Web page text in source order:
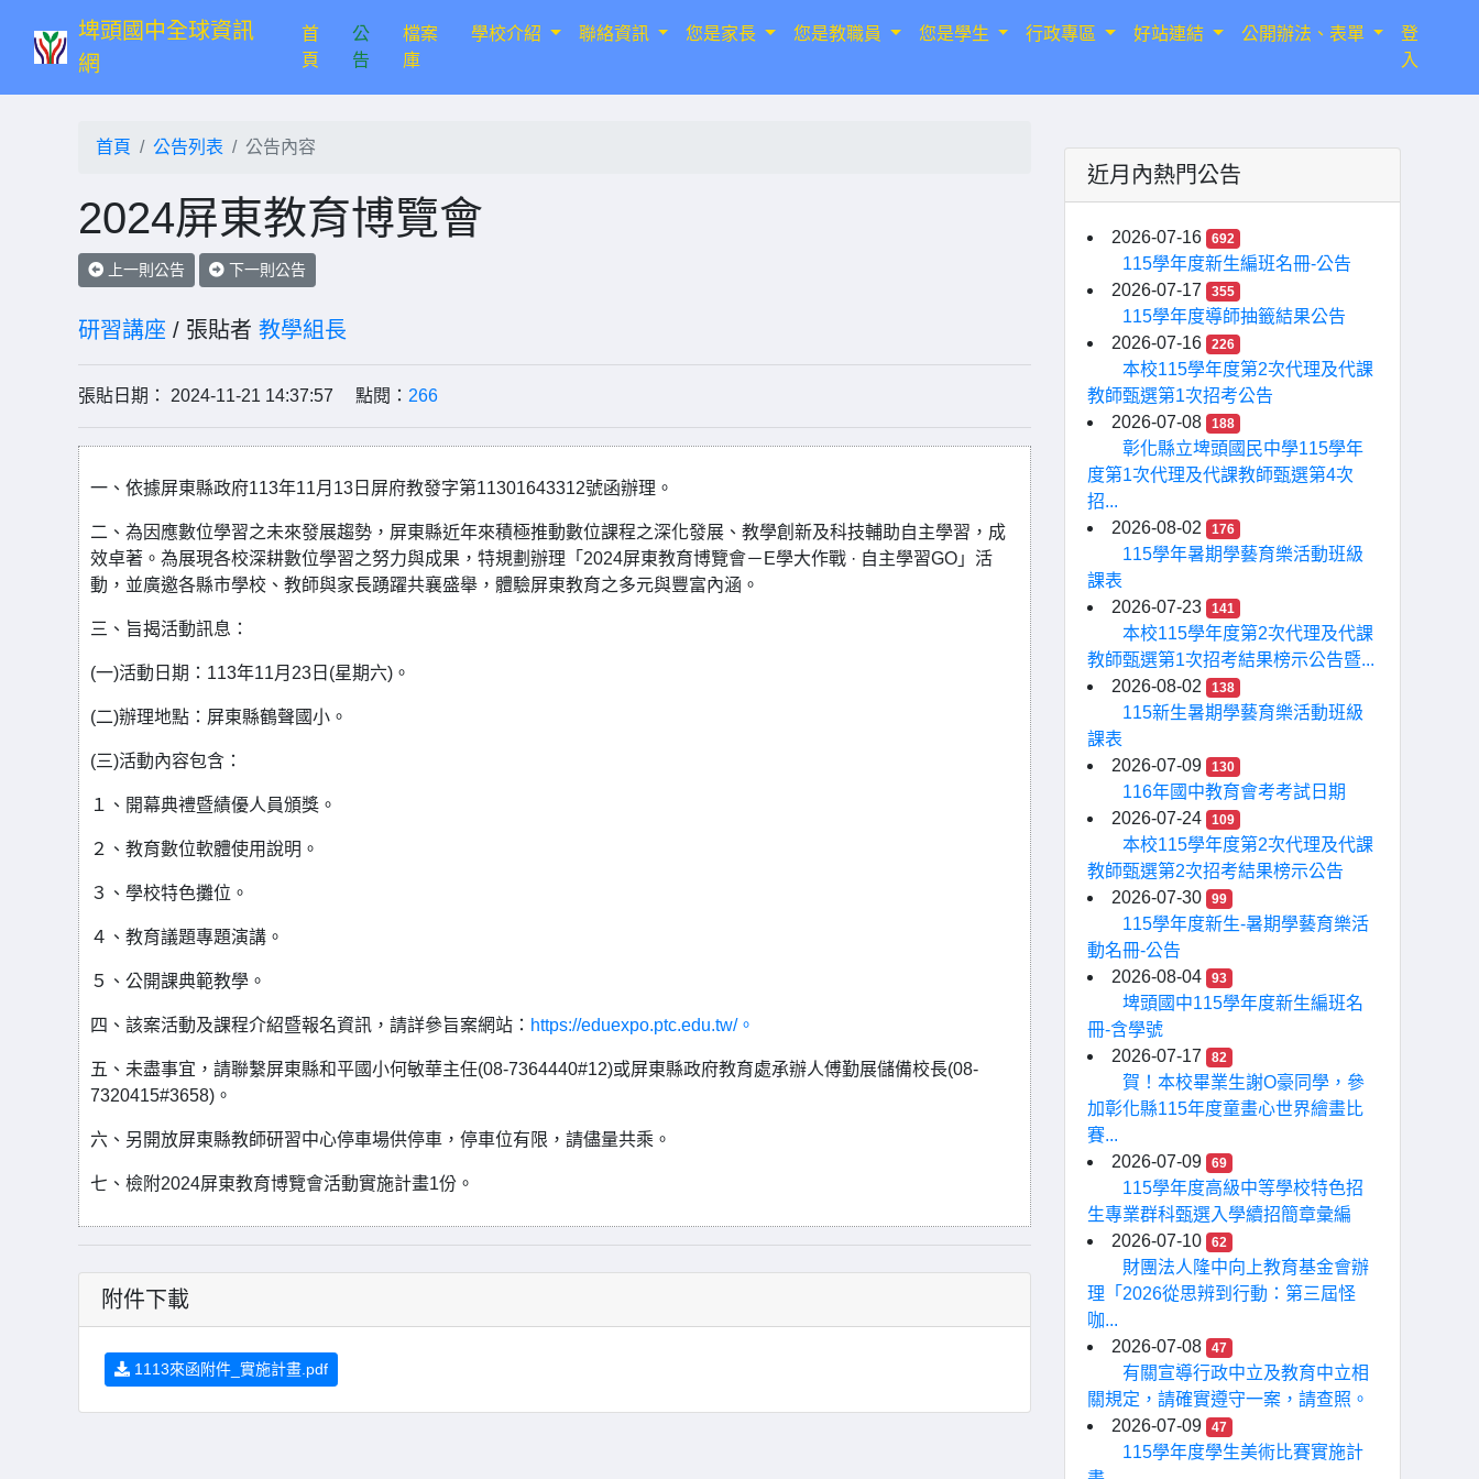
埤頭國中全球資訊
網
首
頁(current)
公
告
檔案
庫
學校介紹 聯絡資訊 您是家長 您是教職員 您是學生 行政專區 好站連結 公開辦法、表單
登
入
首頁 公告列表 公告內容
2024屏東教育博覽會
上一則公告 下一則公告
研習講座 / 張貼者 教學組長
張貼日期： 2024-11-21 14:37:57 點閱： 266
一、依據屏東縣政府113年11月13日屏府教發字第11301643312號函辦理。
二、為因應數位學習之未來發展趨勢，屏東縣近年來積極推動數位課程之深化發展、教學創新及科技輔助自主學習，成
效卓著。為展現各校深耕數位學習之努力與成果，特規劃辦理「2024屏東教育博覽會－E學大作戰 · 自主學習GO」活
動，並廣邀各縣市學校、教師與家長踴躍共襄盛舉，體驗屏東教育之多元與豐富內涵。
三、旨揭活動訊息：
(一)活動日期：113年11月23日(星期六)。
(二)辦理地點：屏東縣鶴聲國小。
(三)活動內容包含：
１、開幕典禮暨績優人員頒獎。
２、教育數位軟體使用說明。
３、學校特色攤位。
４、教育議題專題演講。
５、公開課典範教學。
四、該案活動及課程介紹暨報名資訊，請詳參旨案網站： https://eduexpo.ptc.edu.tw/。
五、未盡事宜，請聯繫屏東縣和平國小何敏華主任(08-7364440#12)或屏東縣政府教育處承辦人傅勤展儲備校長(08-
7320415#3658)。
六、另開放屏東縣教師研習中心停車場供停車，停車位有限，請儘量共乘。
七、檢附2024屏東教育博覽會活動實施計畫1份。
附件下載
1113來函附件_實施計畫.pdf
近月內熱門公告
2026-07-16 692
115學年度新生編班名冊-公告
2026-07-17
355
115學年度導師抽籤結果公告
2026-07-16
226
本校115學年度第2次代理及代課
教師甄選第1次招考公告
2026-07-08
188
彰化縣立埤頭國民中學115學年
度第1次代理及代課教師甄選第4次
招...
2026-08-02
176
115學年暑期學藝育樂活動班級
課表
2026-07-23
141
本校115學年度第2次代理及代課
教師甄選第1次招考結果榜示公告暨...
2026-08-02
138
115新生暑期學藝育樂活動班級
課表
2026-07-09
130
116年國中教育會考考試日期
2026-07-24
109
本校115學年度第2次代理及代課
教師甄選第2次招考結果榜示公告
2026-07-30
99
115學年度新生-暑期學藝育樂活
動名冊-公告
2026-08-04
93
埤頭國中115學年度新生編班名
冊-含學號
2026-07-17
82
賀！本校畢業生謝O豪同學，參
加彰化縣115年度童畫心世界繪畫比
賽...
2026-07-09
69
115學年度高級中等學校特色招
生專業群科甄選入學續招簡章彙編
2026-07-10
62
財團法人隆中向上教育基金會辦
理「2026從思辨到行動：第三屆怪
咖...
2026-07-08
47
有關宣導行政中立及教育中立相
關規定，請確實遵守一案，請查照。
2026-07-09
47
115學年度學生美術比賽實施計